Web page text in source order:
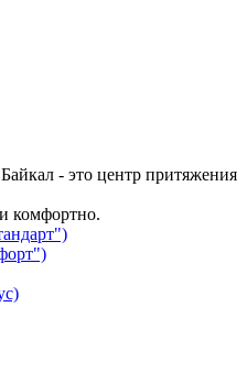
- это центр притяжения
комфортно.